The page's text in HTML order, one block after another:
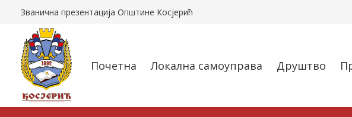
Званична презентација Општине Косјерић
Почетна Локална самоуправа Друштво